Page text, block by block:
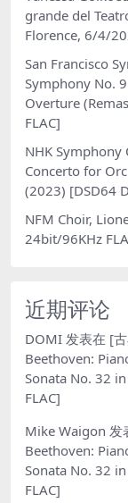
grande del
Florence, 6/4/
San Francisco
Symphony No.
Overture
FLAC]
NHK Symphony
Concerto for
(2023) [DSD64
NFM Choir,
24bit/96KHz
近期评论
DOMI 发表在 [
Beethoven:
Sonata No. 32
FLAC]
Mike Waigon 发
Beethoven:
Sonata No. 32
FLAC]